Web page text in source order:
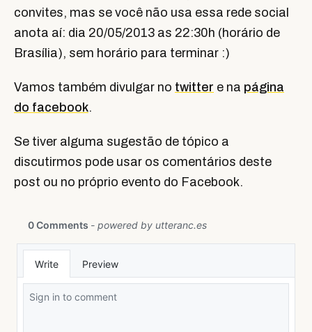
convites, mas se você não usa essa rede social
anota aí: dia 20/05/2013 as 22:30h (horário de
Brasília), sem horário para terminar :)
Vamos também divulgar no twitter e na página
do facebook.
Se tiver alguma sugestão de tópico a
discutirmos pode usar os comentários deste
post ou no próprio evento do Facebook.